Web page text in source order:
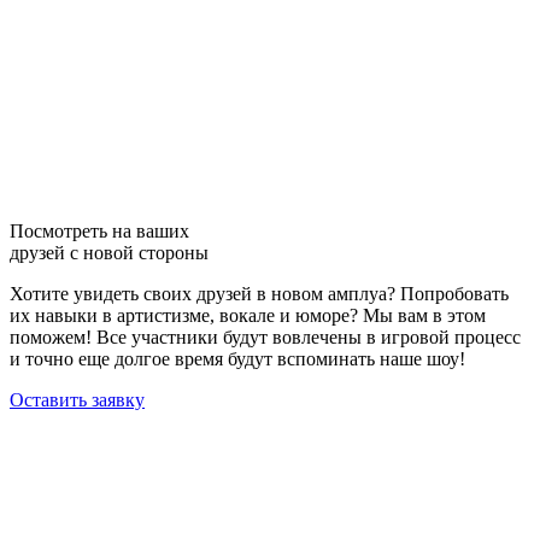
Посмотреть на ваших
друзей с новой стороны
Хотите увидеть своих друзей в новом амплуа? Попробовать
их навыки в артистизме, вокале и юморе? Мы вам в этом
поможем! Все участники будут вовлечены в игровой процесс
и точно еще долгое время будут вспоминать наше шоу!
Оставить заявку